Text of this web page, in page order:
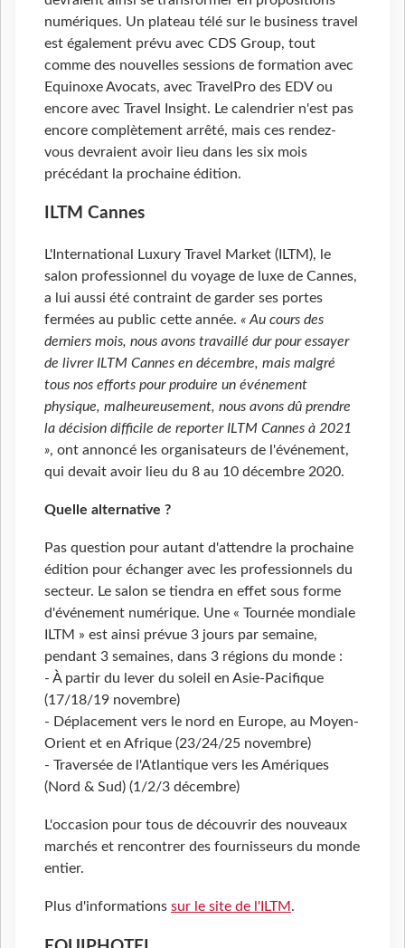
numériques. Un plateau télé sur le business travel
est également prévu avec CDS Group, tout
comme des nouvelles sessions de formation avec
Equinoxe Avocats, avec TravelPro des EDV ou
encore avec Travel Insight. Le calendrier n'est pas
encore complètement arrêté, mais ces rendez-
vous devraient avoir lieu dans les six mois
précédant la prochaine édition.
ILTM Cannes
L'International Luxury Travel Market (ILTM), le
salon professionnel du voyage de luxe de Cannes,
a lui aussi été contraint de garder ses portes
fermées au public cette année. « Au cours des
derniers mois, nous avons travaillé dur pour essayer
de livrer ILTM Cannes en décembre, mais malgré
tous nos efforts pour produire un événement
physique, malheureusement, nous avons dû prendre
la décision difficile de reporter ILTM Cannes à 2021
», ont annoncé les organisateurs de l'événement,
qui devait avoir lieu du 8 au 10 décembre 2020.
Quelle alternative ?
Pas question pour autant d'attendre la prochaine
édition pour échanger avec les professionnels du
secteur. Le salon se tiendra en effet sous forme
d'événement numérique. Une « Tournée mondiale
ILTM » est ainsi prévue 3 jours par semaine,
pendant 3 semaines, dans 3 régions du monde :
- À partir du lever du soleil en Asie-Pacifique
(17/18/19 novembre)
- Déplacement vers le nord en Europe, au Moyen-
Orient et en Afrique (23/24/25 novembre)
- Traversée de l'Atlantique vers les Amériques
(Nord & Sud) (1/2/3 décembre)
L'occasion pour tous de découvrir des nouveaux
marchés et rencontrer des fournisseurs du monde
entier.
Plus d'informations sur le site de l'ILTM .